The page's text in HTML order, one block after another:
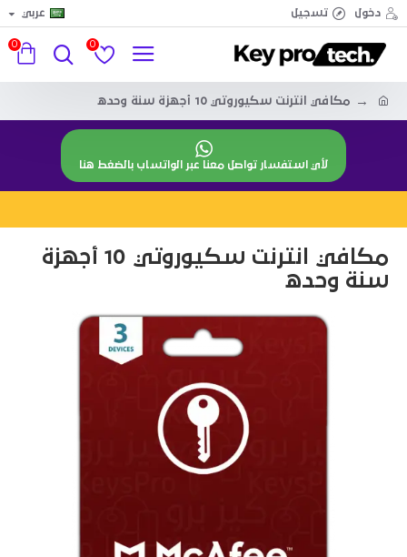
دخول تسجيل عربي
0
0
مكافي انترنت سكيوروتي 10 أجهزة سنة وحده
لأي استفسار تواصل معنا عبر الواتساب بالضغط هنا
مكافي انترنت سكيوروتي 10 أجهزة
سنة وحده